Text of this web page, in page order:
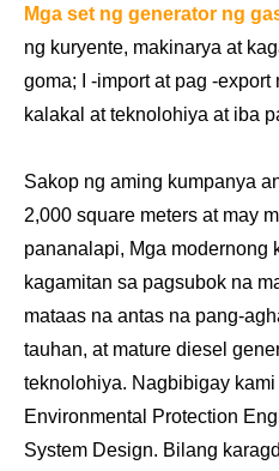
Mga set ng generator ng
ng kuryente, makinarya at
goma; I -import at pag -
kalakal at teknolohiya at iba
Sakop ng aming kumpanya
2,000 square meters at may
pananalapi, Mga modernong
kagamitan sa pagsubok na
mataas na antas na pang-
tauhan, at mature diesel
teknolohiya. Nagbibigay
Environmental Protection
System Design. Bilang